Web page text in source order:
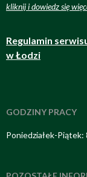
kliknij i dowiedz się
Regulamin
w Łodzi
GODZINY PRACY
Poniedziałek-Piątek: